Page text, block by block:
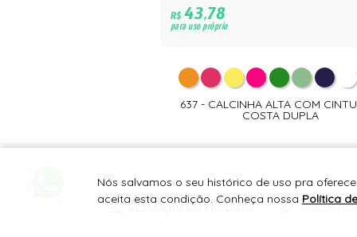
R$43,78
para uso próprio
637 - CALCINHA ALTA COM
COSTA DUPLA
DESCRIÇÃO DO PRODUTO TABELA
Nós salvamos o seu histórico de uso pra
aceita esta condição. Conheça nossa Política